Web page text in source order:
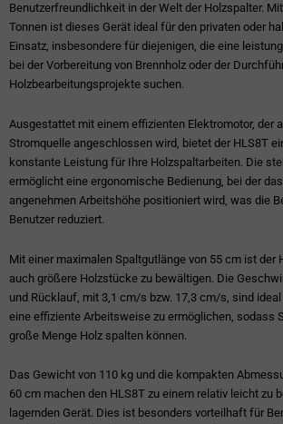
Benutzerfreundlichkeit in der Welt der Holzspalter.
Tonnen ist dieses Gerät ideal für den privaten oder
Einsatz, insbesondere für diejenigen, die eine
bei der Vorbereitung von Brennholz oder der
Holzbearbeitungsprojekte suchen.
Ausgestattet mit einem effizienten Elektromotor, der
Stromquelle angeschlossen wird, bietet der HLS8T
konstante Leistung für Ihre Holzspaltarbeiten. Die
ermöglicht eine ergonomische Bedienung, bei der
angenehmen Arbeitshöhe positioniert wird, was die
Benutzer reduziert.
Mit einer maximalen Spaltgutlänge von 55 cm ist der
auch größere Holzstücke zu bewältigen. Die
und Rücklauf, mit 3,1 cm/s bzw. 17,3 cm/s, sind
eine effiziente Arbeitsweise zu ermöglichen, sodass
große Menge Holz spalten können.
Das Gewicht von 110 kg und die kompakten
60 cm machen den HLS8T zu einem relativ leicht zu
lagernden Gerät. Dies ist besonders vorteilhaft für